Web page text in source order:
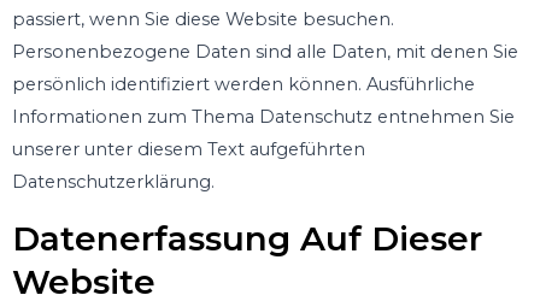
passiert, wenn Sie diese Website besuchen.
Personenbezogene Daten sind alle Daten, mit denen Sie
persönlich identifiziert werden können. Ausführliche
Informationen zum Thema Datenschutz entnehmen Sie
unserer unter diesem Text aufgeführten
Datenschutzerklärung.
Datenerfassung Auf Dieser
Website